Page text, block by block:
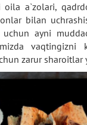
oila a`zolari,
bilan
ayni
vaqtingizni
zarur sharoitlar